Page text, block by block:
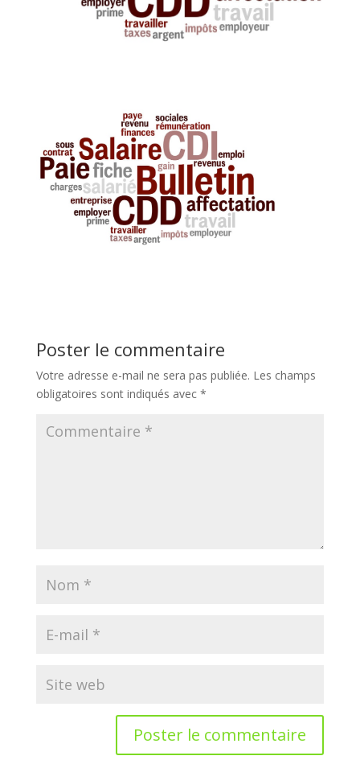
Poster le commentaire
Votre adresse e-mail ne sera pas publiée. Les champs
obligatoires sont indiqués avec *